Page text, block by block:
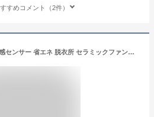
すめコメント（2件）
セラミックヒーター 人感センサー 省エネ 脱衣所 セラミックファンヒーター ヒーター ペット 足元 オフィス 小型 薄型 おしゃれ 電気ストーブ 電気ファンヒーター ストーブ 電気ヒーター リビング パネルヒーター トイレファンヒーター消臭